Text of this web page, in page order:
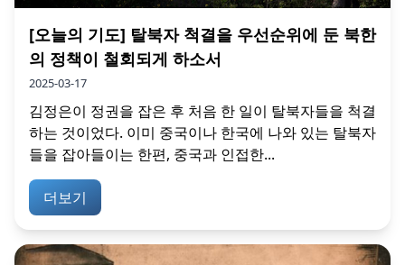
[오늘의 기도] 탈북자 척결을 우선순위에 둔 북한
의 정책이 철회되게 하소서
2025-03-17
김정은이 정권을 잡은 후 처음 한 일이 탈북자들을 척결
하는 것이었다. 이미 중국이나 한국에 나와 있는 탈북자
들을 잡아들이는 한편, 중국과 인접한...
더보기